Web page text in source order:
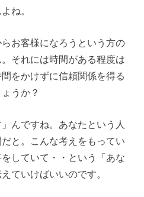
ね。
お客様になろうという方の
それには時間がある程度は
をかけずに信頼関係を得る
うか？
んですね。あなたという人
と。こんな考えをもってい
していて・・という「あな
ていけばいいのです。